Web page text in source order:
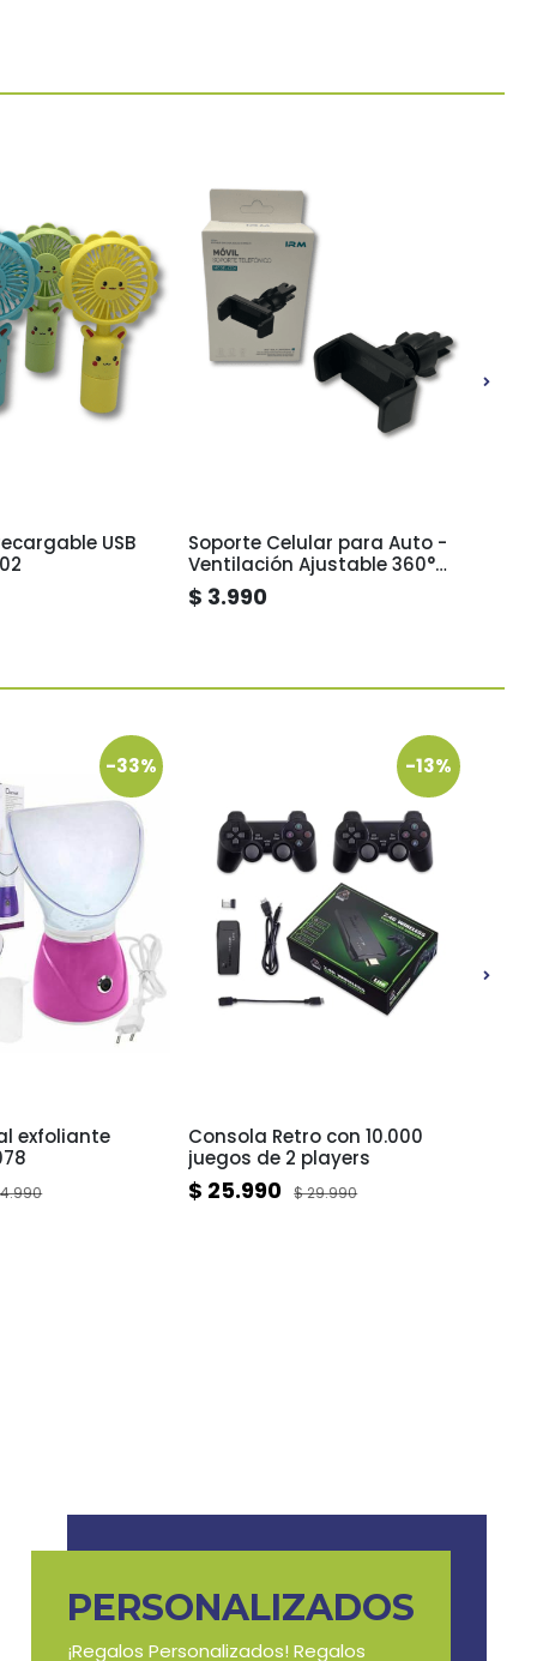
USB
Soporte Celular para Auto -
Ventilación Ajustable 360°
IRM11770
$ 3.990
-33%
exfoliante
-13%
Consola Retro con 10.000
juegos de 2 players
$ 25.990 $ 29.990
PERSONALIZADOS
¡Regalos Personalizados! Regalos